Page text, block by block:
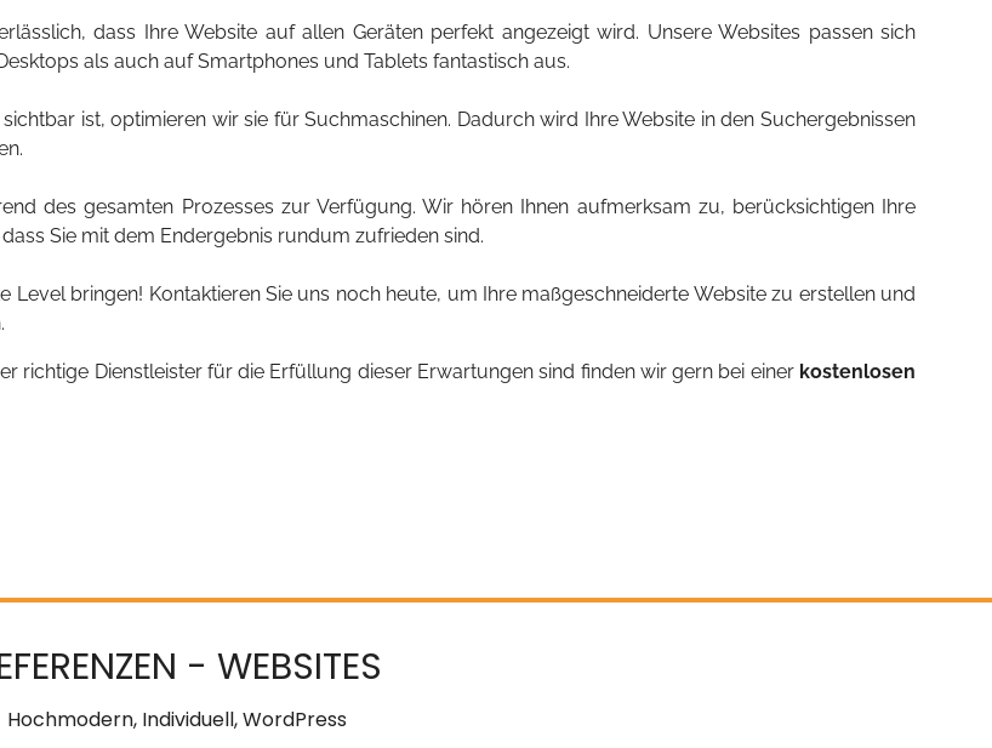
dass Ihre Website auf allen Geräten perfekt angezeigt wird. Unsere Websites passen sich
als auch auf Smartphones und Tablets fantastisch aus.
ist, optimieren wir sie für Suchmaschinen. Dadurch wird Ihre Website in den Suchergebnissen
des gesamten Prozesses zur Verfügung. Wir hören Ihnen aufmerksam zu, berücksichtigen Ihre
Sie mit dem Endergebnis rundum zufrieden sind.
Level bringen! Kontaktieren Sie uns noch heute, um Ihre maßgeschneiderte Website zu erstellen und
richtige Dienstleister für die Erfüllung dieser Erwartungen sind finden wir gern bei einer kostenlosen
- WEBSITES
Hochmodern, Individuell, WordPress